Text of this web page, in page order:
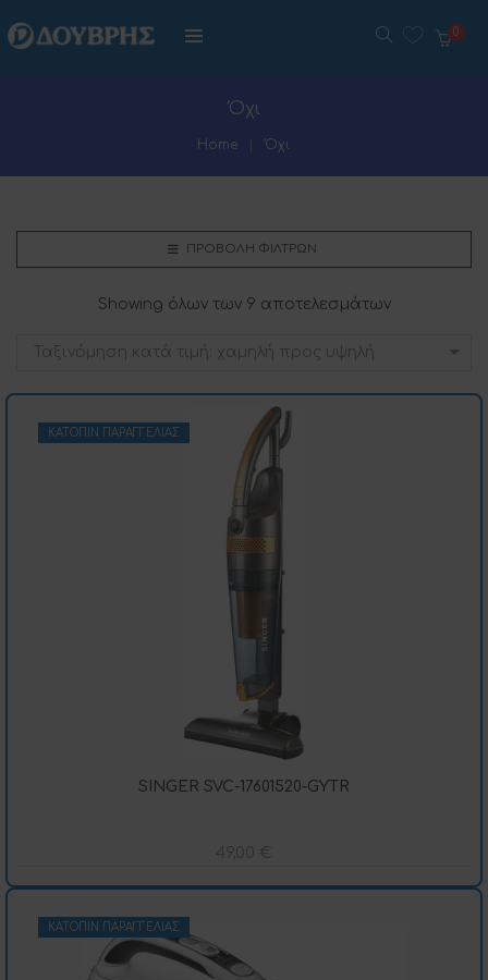
Όχι
Home Όχι
ΠΡΟΒΟΛΉ ΦΊΛΤΡΩΝ
Showing όλων των 9 αποτελεσμάτων
Ταξινόμηση κατά τιμή: χαμηλή προς υψηλή
ΚΑΤΌΠΙΝ ΠΑΡΑΓΓΕΛΊΑΣ
SINGER SVC-17601520-GYTR
49,00 €
ΚΑΤΌΠΙΝ ΠΑΡΑΓΓΕΛΊΑΣ